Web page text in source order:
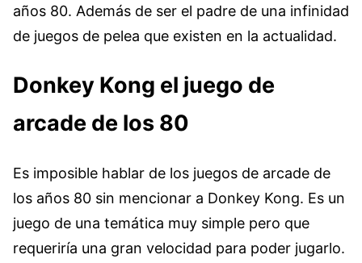
años 80. Además de ser el padre de una infinidad
de juegos de pelea que existen en la actualidad.
Donkey Kong el juego de
arcade de los 80
Es imposible hablar de los juegos de arcade de
los años 80 sin mencionar a Donkey Kong. Es un
juego de una temática muy simple pero que
requeriría una gran velocidad para poder jugarlo.